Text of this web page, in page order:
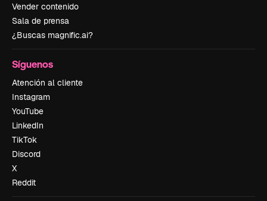
Vender contenido
Sala de prensa
¿Buscas magnific.ai?
Síguenos
Atención al cliente
Instagram
YouTube
LinkedIn
TikTok
Discord
X
Reddit